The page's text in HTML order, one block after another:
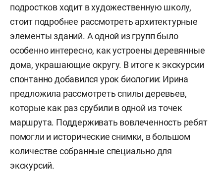
подростков ходит в художественную школу,
стоит подробнее рассмотреть архитектурные
элементы зданий. А одной из групп было
особенно интересно, как устроены деревянные
дома, украшающие округу. В итоге к экскурсии
спонтанно добавился урок биологии: Ирина
предложила рассмотреть спилы деревьев,
которые как раз срубили в одной из точек
маршрута. Поддерживать вовлеченность ребят
помогли и исторические снимки, в большом
количестве собранные специально для
экскурсий.